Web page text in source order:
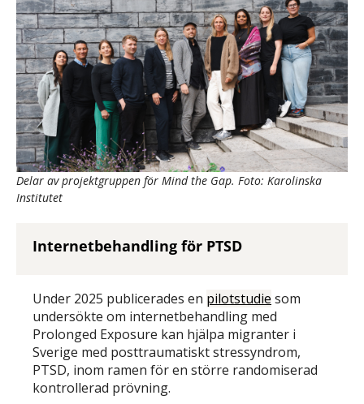
Delar av projektgruppen för Mind the Gap. Foto: Karolinska
Institutet
Internetbehandling för PTSD
Under 2025 publicerades en pilotstudie som
undersökte om internetbehandling med
Prolonged Exposure kan hjälpa migranter i
Sverige med posttraumatiskt stressyndrom,
PTSD, inom ramen för en större randomiserad
kontrollerad prövning.